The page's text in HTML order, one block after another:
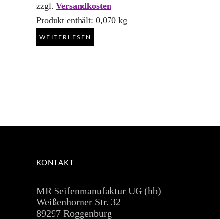
zzgl. Versandkosten
Produkt enthält: 0,070 kg
WEITERLESEN
KONTAKT
MR Seifenmanufaktur UG (hb)
Weißenhorner Str. 32
89297 Roggenburg